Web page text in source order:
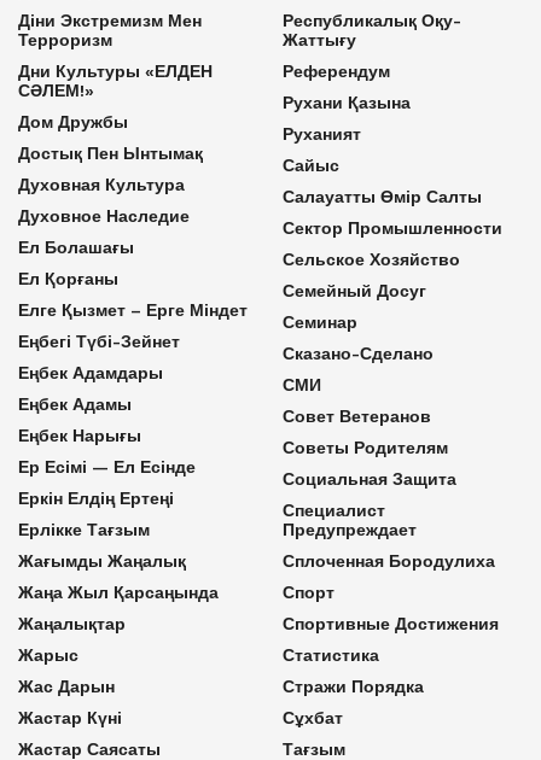
Діни Экстремизм Мен
Терроризм
Дни Культуры «ЕЛДЕН
СӘЛЕМ!»
Дом Дружбы
Достық Пен Ынтымақ
Духовная Культура
Духовное Наследие
Ел Болашағы
Ел Қорғаны
Елге Қызмет – Ерге Міндет
Еңбегі Түбі-Зейнет
Еңбек Адамдары
Еңбек Адамы
Еңбек Нарығы
Ер Есімі — Ел Есінде
Еркін Елдің Ертеңі
Ерлікке Тағзым
Жағымды Жаңалық
Жаңа Жыл Қарсаңында
Жаңалықтар
Жарыс
Жас Дарын
Жастар Күні
Жастар Саясаты
Республикалық Оқу-
Жаттығу
Референдум
Рухани Қазына
Руханият
Сайыс
Салауатты Өмір Салты
Сектор Промышленности
Сельское Хозяйство
Семейный Досуг
Семинар
Сказано-Сделано
СМИ
Совет Ветеранов
Советы Родителям
Социальная Защита
Специалист
Предупреждает
Сплоченная Бородулиха
Спорт
Спортивные Достижения
Статистика
Стражи Порядка
Сұхбат
Тағзым